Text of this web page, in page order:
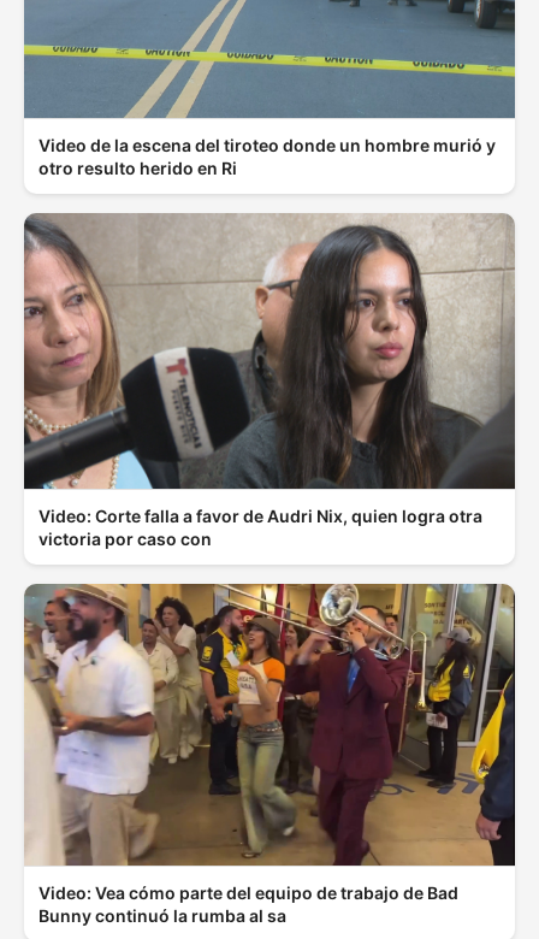
Video de la escena del tiroteo donde un hombre murió y
otro resulto herido en Ri
Video: Corte falla a favor de Audri Nix, quien logra otra
victoria por caso con
Video: Vea cómo parte del equipo de trabajo de Bad
Bunny continuó la rumba al sa